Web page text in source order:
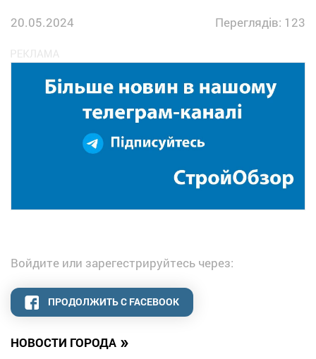
НОВОСТИ ГОРОДА »
20.05.2024
Переглядів: 123
Войдите или зарегестрируйтесь через:
ПРОДОЛЖИТЬ С FACEBOOK